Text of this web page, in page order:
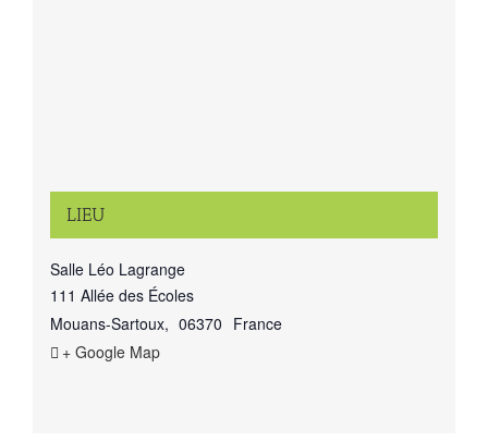
LIEU
Salle Léo Lagrange
111 Allée des Écoles
Mouans-Sartoux, 06370 France
+ Google Map